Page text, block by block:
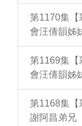
第1170集【
會汪倩韻姊
第1169集【
會汪倩韻姊
第1168集【
謝阿昌弟兄